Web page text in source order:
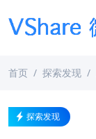
首页 探索发现
探索发现